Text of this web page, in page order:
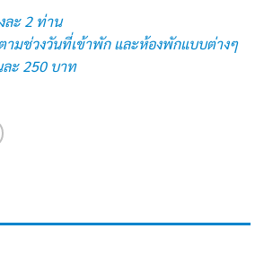
ละ 2 ท่าน
ามช่วงวันที่เข้าพัก และห้องพักแบบต่างๆ
ะ 250 บาท